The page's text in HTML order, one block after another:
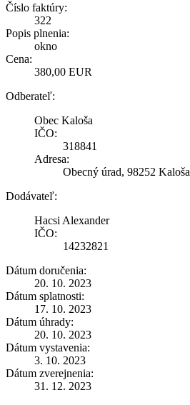
Číslo faktúry:
322
Popis plnenia:
okno
Cena:
380,00 EUR
Odberateľ:
Obec Kaloša
IČO:
318841
Adresa:
Obecný úrad, 98252 Kaloša
Dodávateľ:
Hacsi Alexander
IČO:
14232821
Dátum doručenia:
20. 10. 2023
Dátum splatnosti:
17. 10. 2023
Dátum úhrady:
20. 10. 2023
Dátum vystavenia:
3. 10. 2023
Dátum zverejnenia:
31. 12. 2023